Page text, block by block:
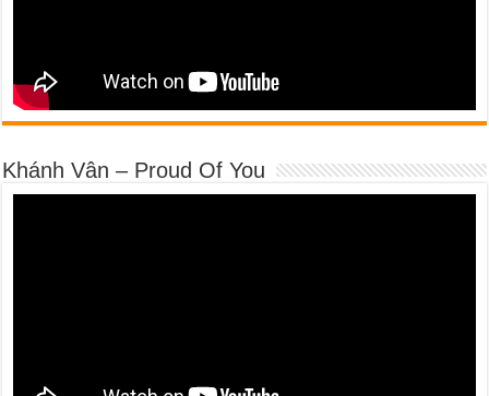
Khánh Vân – Proud Of You